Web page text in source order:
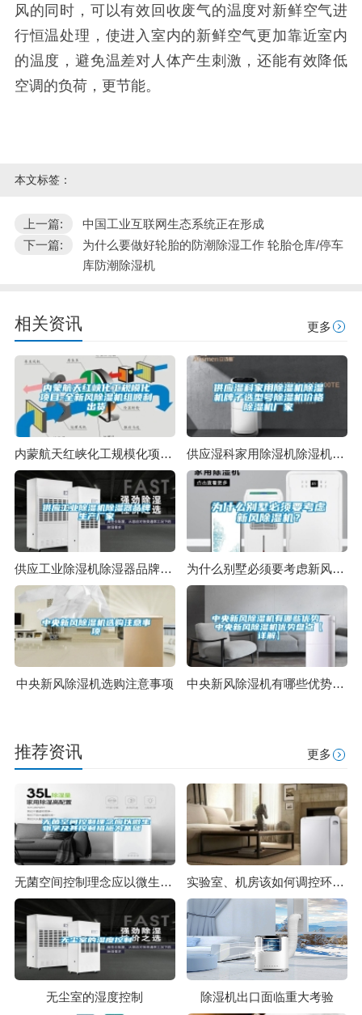
风的同时，可以有效回收废气的温度对新鲜空气进
行恒温处理，使进入室内的新鲜空气更加靠近室内
的温度，避免温差对人体产生刺激，还能有效降低
空调的负荷，更节能。
本文标签：
上一篇:
中国工业互联网生态系统正在形成
下一篇:
为什么要做好轮胎的防潮除湿工作 轮胎仓库/停车
库防潮除湿机
相关资讯 更多
内蒙航天红峡化工规模化项目-全新风除湿机组顺利出货 供应湿科家用除湿机除湿机牌子选型号除湿机价格除湿机厂家
供应工业除湿机除湿器品牌生产厂家 为什么别墅必须要考虑新风除湿机？
中央新风除湿机选购注意事项 中央新风除湿机有哪些优势 中央新风除湿机优势盘点【详解】
推荐资讯 更多
无菌空间控制理念应以微生物学及其控制措施为基础 实验室、机房该如何调控环境温度和湿度？
无尘室的湿度控制 除湿机出口面临重大考验